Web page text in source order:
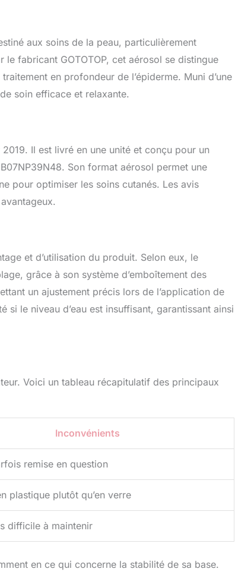
Soignée】Disque d'atomisation professionnel
réservoir d'eau de 680 ml répond aux besoins
La buse de pulvérisation rotative à 160°
Hauteur réglable de 127 à 150 cm. Déplacement
【Applications Abondantes】Équipement de
ainsi du temps et de l'argent.
aux soins de la peau, particulièrement
fabricant GOTOTOP, cet aérosol se distingue
en profondeur de l’épiderme. Muni d’une
soin efficace et relaxante.
Il est livré en une unité et conçu pour un
Son format aérosol permet une
pour optimiser les soins cutanés. Les avis
et d’utilisation du produit. Selon eux, le
grâce à son système d’emboîtement des
un ajustement précis lors de l’application de
si le niveau d’eau est insuffisant, garantissant ainsi
Voici un tableau récapitulatif des principaux
Inconvénients
remise en question
plastique plutôt qu’en verre
difficile à maintenir
en ce qui concerne la stabilité de sa base.